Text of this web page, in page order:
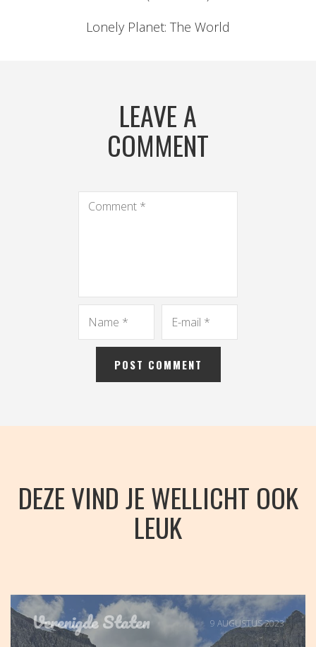
Lonely Planet: The World
LEAVE A
COMMENT
DEZE VIND JE WELLICHT OOK
LEUK
Verenigde Staten 9 AUGUSTUS 2023